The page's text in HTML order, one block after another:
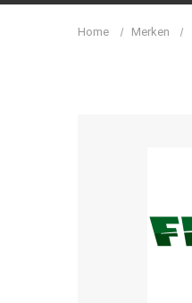
Home Merken